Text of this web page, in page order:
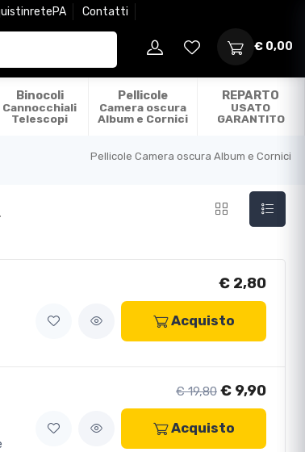
Contatti
€ 0,00
Binocoli
Cannocchiali
Telescopi
Pellicole
Camera oscura
Album e Cornici
REPARTO
USATO
GARANTITO
Pellicole Camera oscura Album e Cornici
€ 2,80
Acquisto
€ 19,80 € 9,90
Acquisto